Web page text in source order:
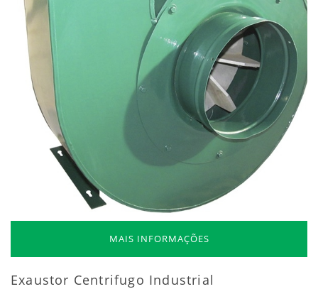
MAIS INFORMAÇÕES
Exaustor Centrifugo Industrial